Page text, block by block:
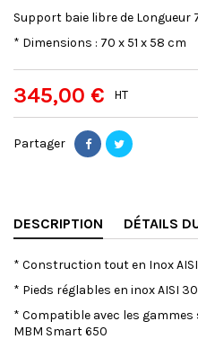
Support baie libre de Longueur
* Dimensions : 70 x 51 x 58 cm
345,00 € HT
Partager
DESCRIPTION DÉTAILS
* Construction tout en Inox
* Pieds réglables en inox AISI
* Compatible avec les
MBM Smart 650